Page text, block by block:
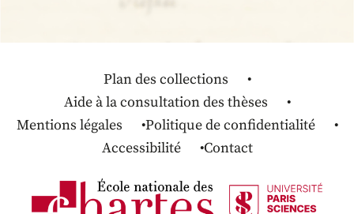
Plan des collections
Aide à la consultation des thèses
Mentions légales
Politique de confidentialité
Accessibilité
Contact